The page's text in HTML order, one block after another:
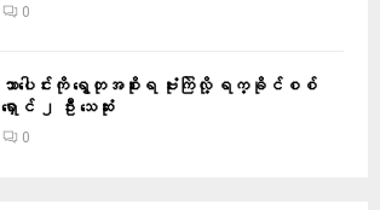
0
သာပေါင်းကို ရွေတုအစိုးရ ဗုံးကြဲလို့ ရက္ခိုင်စစ်
ရှောင် ၂ ဦး သေဆုံး
0